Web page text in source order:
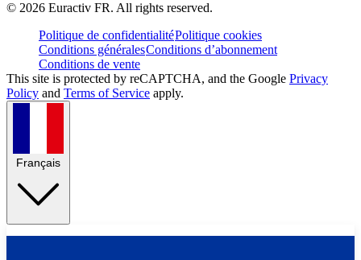
© 2026 Euractiv FR. All rights reserved.
Politique de confidentialitéPolitique cookies
Conditions généralesConditions d’abonnement
Conditions de vente
This site is protected by reCAPTCHA, and the Google Privacy
Policy and Terms of Service apply.
Français